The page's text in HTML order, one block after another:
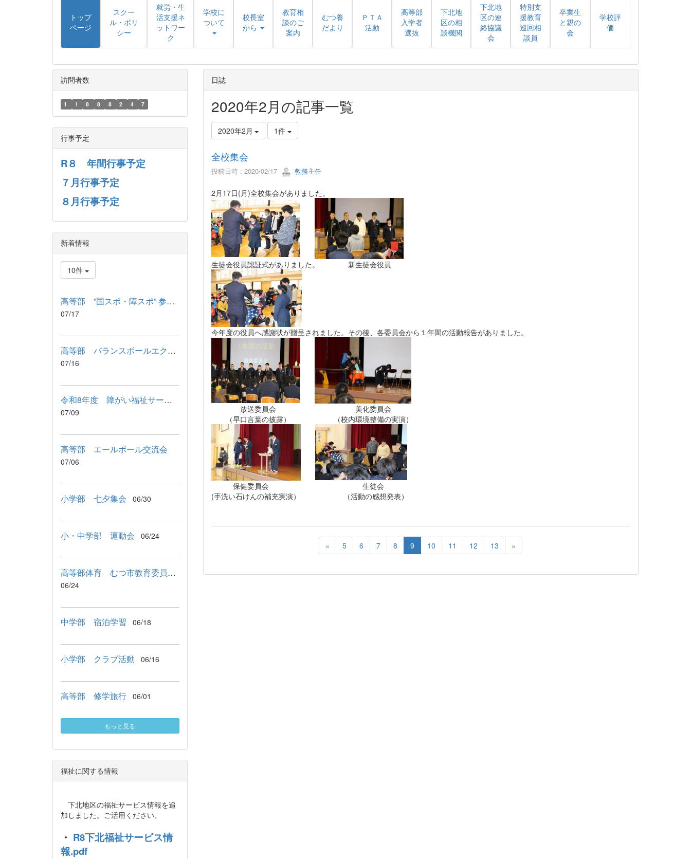
トップ
ページ
スクー
ル・ポリ
シー
就労・生
活支援ネ
ットワー
ク
学校に
ついて
校長室
から
教育相
談のご
案内
むつ養
だより
ＰＴＡ
活動
高等部
入学者
選抜
下北地
区の相
談機関
下北地
区の連
絡協議
会
特別支
援教育
巡回相
談員
卒業生
と親の
会
学校評
価
日誌
2020年2月の記事一覧
2020年2月 1件
全校集会
投稿日時 : 2020/02/17 教務主任
2月17日(月)全校集会がありました。
生徒会役員認証式がありました。 新生徒会役員
今年度の役員へ感謝状が贈呈されました。その後、各委員会から１年間の活動報告がありました。
放送委員会 美化委員会
（早口言葉の披露） （校内環境整備の実演）
保健委員会 生徒会
(手洗い石けんの補充実演） （活動の感想発表）
« 5 6 7 8 9 10 11 12 13 »
訪問者数
1 1 8 8 8 2 4 7
行事予定
R８ 年間行事予定
７月行事予定
８月行事予定
新着情報
10件
高等部 ”国スポ・障スポ” 参加記念品 引渡式
07/17
高等部 バランスボールエクササイズ
07/16
令和8年度 障がい福祉サービス利用に関わる説明会が行われました
07/09
高等部 エールボール交流会
07/06
小学部 七夕集会 06/30
小・中学部 運動会 06/24
高等部体育 むつ市教育委員会教育長来校
06/24
中学部 宿泊学習 06/18
小学部 クラブ活動 06/16
高等部 修学旅行 06/01
もっと見る
福祉に関する情報
下北地区の福祉サービス情報を追
加しました。ご活用ください。
・ R8下北福祉サービス情
報.pdf